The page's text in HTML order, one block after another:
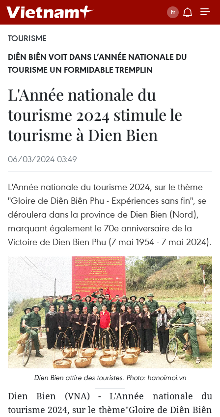
TOURISME
DIÊN BIÊN VOIT DANS L’ANNÉE NATIONALE DU
TOURISME UN FORMIDABLE TREMPLIN
L'Année nationale du
tourisme 2024 stimule le
tourisme à Dien Bien
06/03/2024 03:49
L'Année nationale du tourisme 2024, sur le thème
"Gloire de Diên Biên Phu - Expériences sans fin", se
déroulera dans la province de Dien Bien (Nord),
marquant également le 70e anniversaire de la
Victoire de Dien Bien Phu (7 mai 1954 - 7 mai 2024).
Dien Bien attire des touristes. Photo: hanoimoi.vn
Dien Bien (VNA) - L'Année nationale du
tourisme 2024, sur le thème"Gloire de Diên Biên